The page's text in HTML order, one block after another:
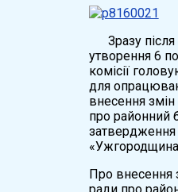
Зразу після
утворення 6
комісії
для
внесення
про районний
затвердження
Про внесення